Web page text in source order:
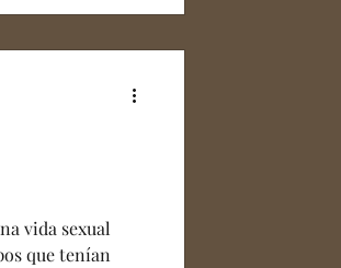
vida sexual
que tenían